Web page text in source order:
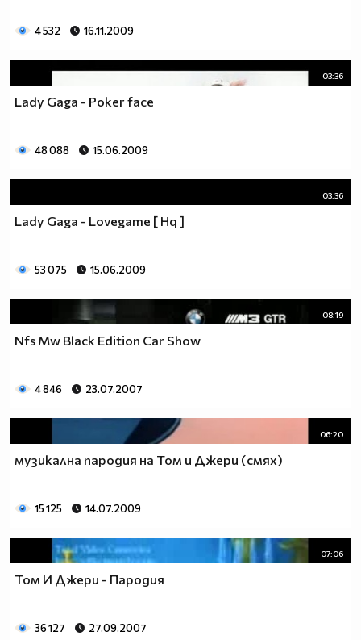
4 532 16.11.2009
03:36
Lady Gaga - Poker face
48 088 15.06.2009
03:36
Lady Gaga - Lovegame [ Hq ]
53 075 15.06.2009
08:19
Nfs Mw Black Edition Car Show
4 846 23.07.2007
06:20
музикална пародия на Том и Джери (смях)
15 125 14.07.2009
07:06
Том И Джери - Пародия
36 127 27.09.2007